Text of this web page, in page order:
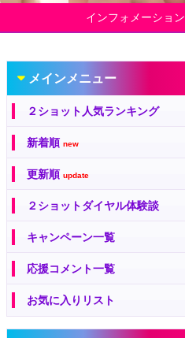
インフォメーション
メインメニュー
２ショット人気ランキング
新着順 new
更新順 update
２ショットダイヤル体験談
キャンペーン一覧
応援コメント一覧
お気に入りリスト